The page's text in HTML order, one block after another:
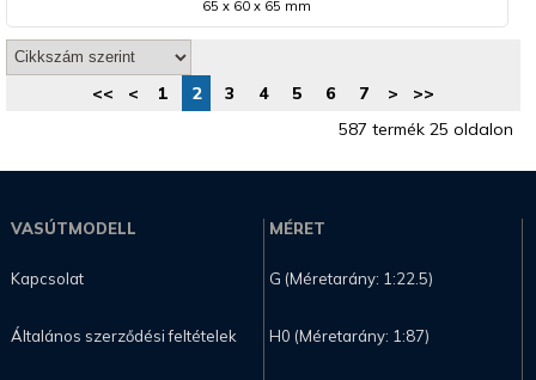
65 x 60 x 65 mm
<< < 1 2 3 4 5 6 7 >
>>
587 termék 25 oldalon
VASÚTMODELL
Kapcsolat
Általános szerződési feltételek
MÉRET
G (Méretarány: 1:22.5)
H0 (Méretarány: 1:87)